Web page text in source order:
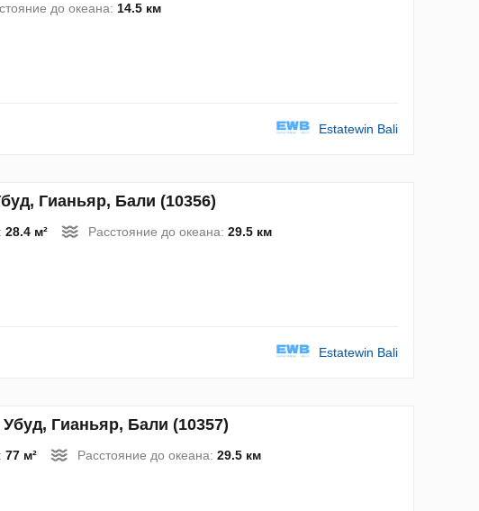
до океана: 14.5 км
Estatewin Bali
Гианьяр, Бали (10356)
28.4 м² Расстояние до океана: 29.5 км
Estatewin Bali
Гианьяр, Бали (10357)
77 м² Расстояние до океана: 29.5 км